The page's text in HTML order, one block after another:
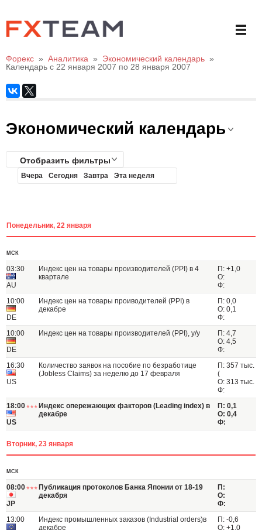
Форекс » Аналитика » Экономический календарь »
Календарь с 22 января 2007 по 28 января 2007
Экономический календарь
Отобразить фильтры
Вчера Сегодня Завтра Эта неделя
Понедельник, 22 января
МСК
03:30
AU
Индекс цен на товары производителей (PPI) в 4
квартале
П: +1,0
О:
Ф:
10:00
DE
Индекс цен на товары проиводителей (PPI) в
декабре
П: 0,0
О: 0,1
Ф:
10:00
DE
Индекс цен на товары производителей (PPI), y/y
П: 4,7
О: 4,5
Ф:
16:30
US
Количество заявок на пособие по безработице
(Jobless Claims) за неделю до 17 февраля
П: 357 тыс.
(
О: 313 тыс.
Ф:
18:00
US
Индекс опережающих факторов (Leading index) в
декабре
П: 0,1
О: 0,4
Ф:
Вторник, 23 января
МСК
08:00
JP
Публикация протоколов Банка Японии от 18-19
декабря
П:
О:
Ф:
13:00
Индекс промышленных заказов (Industrial orders)в
декабре
П: -0,6
О: +1,0